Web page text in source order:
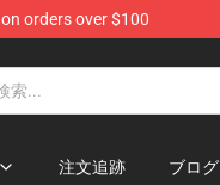
orders over $100
注文追跡 ブログ